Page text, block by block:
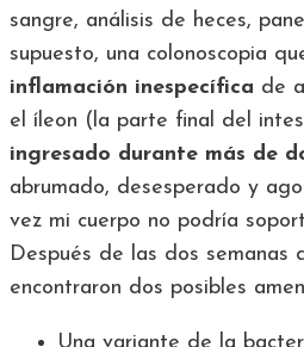
sangre, análisis de heces,
supuesto, una colonoscopia
inflamación inespecífica de
el íleon (la parte final del
ingresado durante más de
abrumado, desesperado y
vez mi cuerpo no podría
Después de las dos semanas
encontraron dos posibles